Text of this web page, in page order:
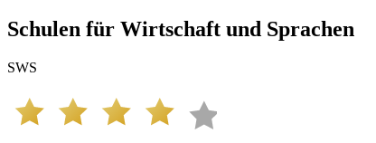
Schulen für Wirtschaft und Sprachen
SWS